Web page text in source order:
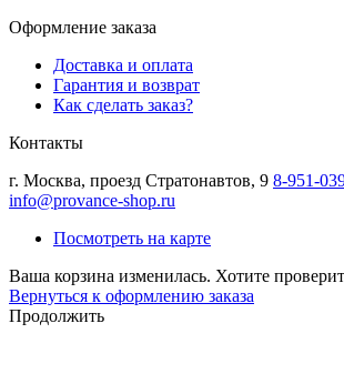
Оформление заказа
Доставка и оплата
Гарантия и возврат
Как сделать заказ?
Контакты
г. Москва, проезд Стратонавтов, 9 8-951-
info@provance-shop.ru
Посмотреть на карте
Ваша корзина изменилась. Хотите
Вернуться к оформлению заказа
Продолжить